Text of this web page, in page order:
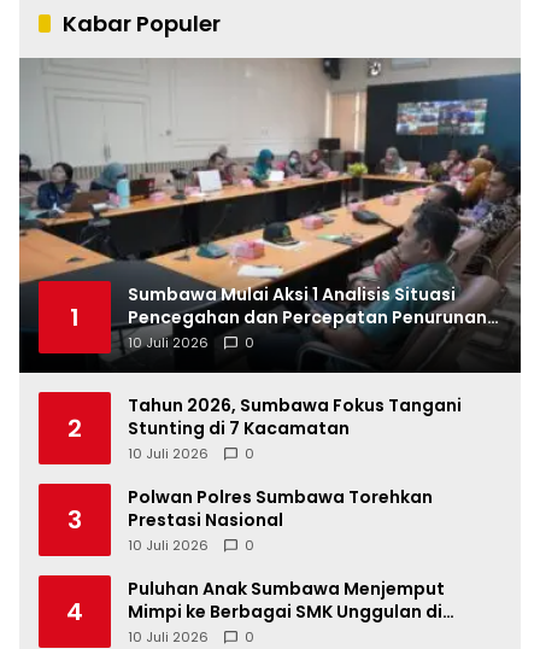
Kabar Populer
1
Sumbawa Mulai Aksi 1 Analisis Situasi
Pencegahan dan Percepatan Penurunan
Stunting Tahun 2026
10 Juli 2026 0
2
Tahun 2026, Sumbawa Fokus Tangani
Stunting di 7 Kacamatan
10 Juli 2026 0
3
Polwan Polres Sumbawa Torehkan
Prestasi Nasional
10 Juli 2026 0
4
Puluhan Anak Sumbawa Menjemput
Mimpi ke Berbagai SMK Unggulan di
Indonesia
10 Juli 2026 0